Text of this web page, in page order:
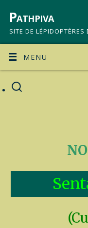
Pathpiva
SITE DE LÉPIDOPTÈRES
MENU